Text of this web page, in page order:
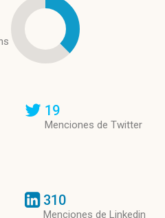
19
Menciones de Twitter
310
Menciones de Linkedin